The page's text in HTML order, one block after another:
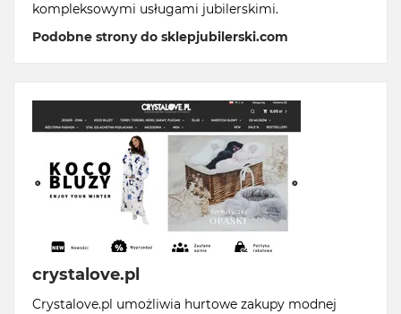
kompleksowymi usługami jubilerskimi.
Podobne strony do sklepjubilerski.com
crystalove.pl
Crystalove.pl umożliwia hurtowe zakupy modnej